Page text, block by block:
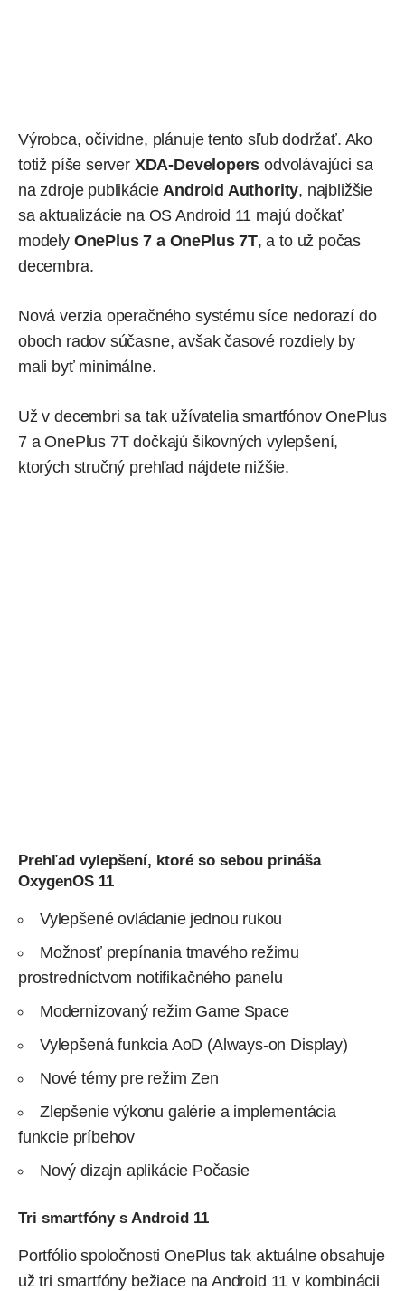
Výrobca, očividne, plánuje tento sľub dodržať. Ako
totiž píše server XDA-Developers odvolávajúci sa
na zdroje publikácie Android Authority, najbližšie
sa aktualizácie na OS Android 11 majú dočkať
modely OnePlus 7 a OnePlus 7T, a to už počas
decembra.
Nová verzia operačného systému síce nedorazí do
oboch radov súčasne, avšak časové rozdiely by
mali byť minimálne.
Už v decembri sa tak užívatelia smartfónov OnePlus
7 a OnePlus 7T dočkajú šikovných vylepšení,
ktorých stručný prehľad nájdete nižšie.
Prehľad vylepšení, ktoré so sebou prináša
OxygenOS 11
Vylepšené ovládanie jednou rukou
Možnosť prepínania tmavého režimu
prostredníctvom notifikačného panelu
Modernizovaný režim Game Space
Vylepšená funkcia AoD (Always-on Display)
Nové témy pre režim Zen
Zlepšenie výkonu galérie a implementácia
funkcie príbehov
Nový dizajn aplikácie Počasie
Tri smartfóny s Android 11
Portfólio spoločnosti OnePlus tak aktuálne obsahuje
už tri smartfóny bežiace na Android 11 v kombinácii